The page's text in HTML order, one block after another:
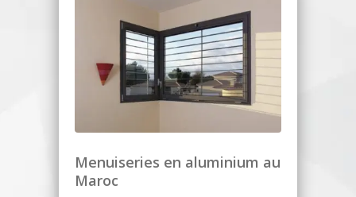
Menuiseries en aluminium au
Maroc